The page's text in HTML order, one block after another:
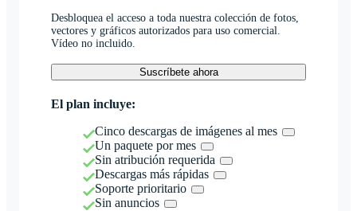
Desbloquea el acceso a toda nuestra colección de fotos,
vectores y gráficos autorizados para uso comercial.
Vídeo no incluido.
Suscríbete ahora
El plan incluye:
Cinco descargas de imágenes al mes
Un paquete por mes
Sin atribución requerida
Descargas más rápidas
Soporte prioritario
Sin anuncios